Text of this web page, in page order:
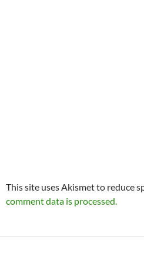
This site uses Akismet to reduce
comment data is processed.